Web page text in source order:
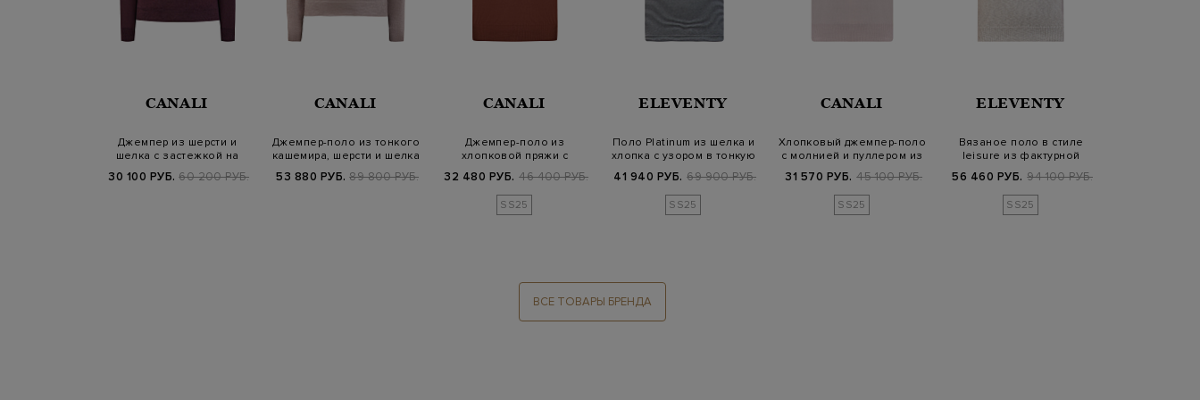
CANALI
Джемпер из шерсти и
шелка с застежкой на
30 100 РУБ. 60 200 РУБ.
CANALI
Джемпер-поло из тонкого
кашемира, шерсти и шелка
53 880 РУБ. 89 800 РУБ.
CANALI
Джемпер-поло из
хлопковой пряжи с
32 480 РУБ. 46 400 РУБ.
SS25
ELEVENTY
Поло Platinum из шелка и
хлопка с узором в тонкую
41 940 РУБ. 69 900 РУБ.
SS25
CANALI
Хлопковый джемпер-поло
с молнией и пуллером из
31 570 РУБ. 45 100 РУБ.
SS25
ELEVENTY
Вязаное поло в стиле
leisure из фактурной
56 460 РУБ. 94 100 РУБ.
SS25
ВСЕ ТОВАРЫ БРЕНДА